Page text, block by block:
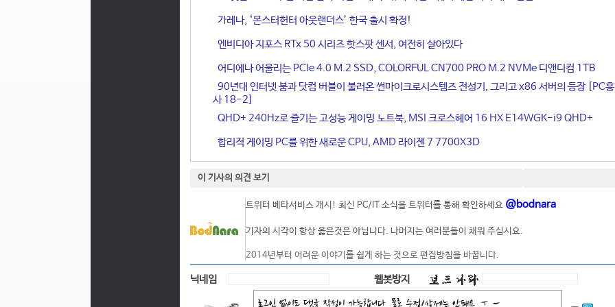
가레나, ‘몬스터헌터 아웃랜더스’ 한국 출시 확정!
엔비디아 지포스 RTx 50 시리즈 핫스팟 센서, 여전히 살아있다
어디에나 어울리는 PCIe 4.0 M.2 SSD, COLORFUL CN700 PRO M.2 NVMe 디앤디컴 1TB
90년대 인터넷 붐과 닷컴 버블이 불러온 썬마이크로시스템즈 전성기, 그리고 x86 서버의 등장 [PC
사 18-2]
QHD+ 240Hz로 즐기는 고성능 게이밍 노트북, MSI 크로스헤어 16 HX E14WGK-i9 QHD+
합리적 게이밍 PC를 위한 새로운 CPU, AMD 라이젠 7 7700X3D
이 기사의 의견 보기
트위터 베타서비스 개시! 최신 PC/IT 소식을 트위터를 통해 확인하세요 @bodnara
기자의 시각이 항상 옳은것은 아닙니다. 나머지는 여러분들이 채워 주십시요.
2014년부터 어려운 이야기를 쉽게 하는 것으로 편집방침을 바꿉니다.
닉네임 웹봇방지